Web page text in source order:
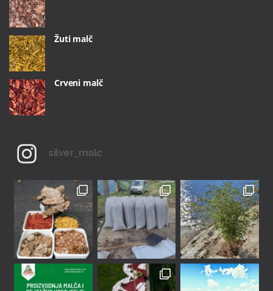
Žuti malč
Crveni malč
silver_malc